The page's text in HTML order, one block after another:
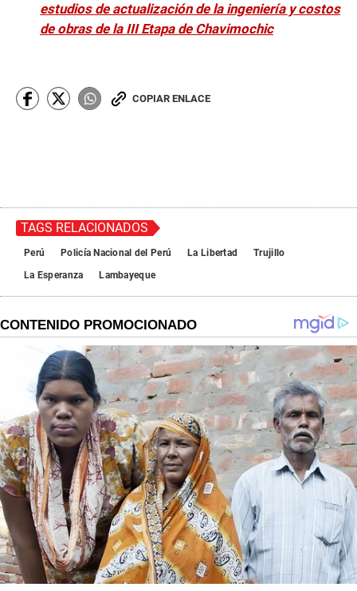
estudios de actualización de la ingeniería y costos
de obras de la III Etapa de Chavimochic
COPIAR ENLACE
TAGS RELACIONADOS
Perú Policía Nacional del Perú La Libertad
Trujillo
La Esperanza
Lambayeque